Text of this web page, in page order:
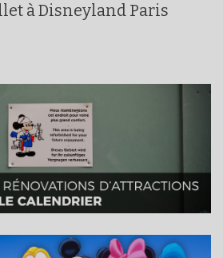
à Disneyland Paris